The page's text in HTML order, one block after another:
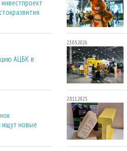
АЦБК в
ищут новые
23.03.2026
28.11.2025